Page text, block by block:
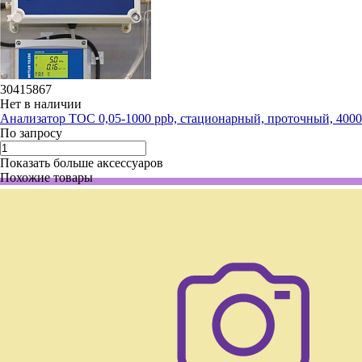
30415867
Нет в наличии
Анализатор ТОС 0,05-1000 ppb, стационарный, проточный,
По запросу
Показать больше аксессуаров
Похожие товары